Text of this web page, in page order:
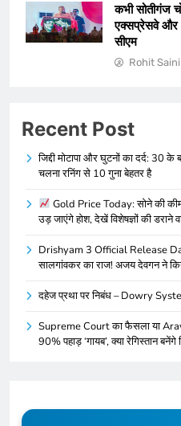
कभी सोतीगंज
एक्सप्रेसवे और
सीएम
Rohit Saini
Recent Post
जिद्दी मोटापा और घुटनों का दर्द: 30
चलना रनिंग से 10 गुना बेहतर है
Gold Price Today: सोने की
उड़ जाएंगे होश, देखें विशेषज्ञों की डराने
Drishyam 3 Official Release
सालगांवकर का राज! अजय देवगन ने
दहेज प्रथा पर निबंध – Dowry
Supreme Court का फैसला या
90% पहाड़ ‘गायब’, क्या रेगिस्तान